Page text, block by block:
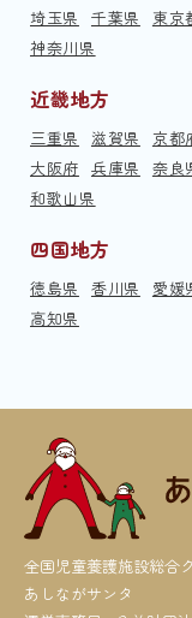
埼玉県
千葉県
東京
神奈川県
近畿地方
三重県 滋賀県
京都
大阪府 兵庫県
奈良
和歌山県
四国地方
徳島県 香川県
愛媛
高知県
全国児童養護施設総合
あしながサンタ